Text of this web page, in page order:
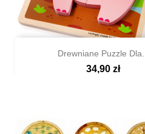
Szybki podgląd
Drewniane Puzzle Dla...
34,90 zł